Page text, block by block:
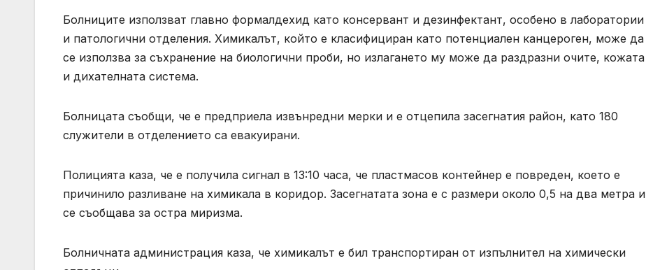
Болниците използват главно формалдехид като консервант и дезинфектант, особено в лаборатории
и патологични отделения. Химикалът, който е класифициран като потенциален канцероген, може да
се използва за съхранение на биологични проби, но излагането му може да раздразни очите, кожата
и дихателната система.
Болницата съобщи, че е предприела извънредни мерки и е отцепила засегнатия район, като 180
служители в отделението са евакуирани.
Полицията каза, че е получила сигнал в 13:10 часа, че пластмасов контейнер е повреден, което е
причинило разливане на химикала в коридор. Засегнатата зона е с размери около 0,5 на два метра и
се съобщава за остра миризма.
Болничната администрация каза, че химикалът е бил транспортиран от изпълнител на химически